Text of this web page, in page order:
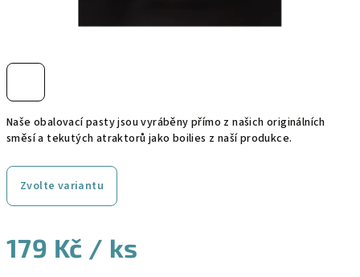
Naše obalovací pasty jsou vyráběny přímo z našich originálních
směsí a tekutých atraktorů jako boilies z naší produkce.
Zvolte variantu
179 Kč / ks